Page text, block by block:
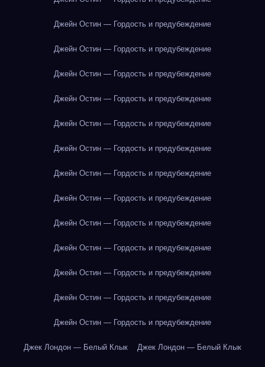
Джейн Остин — Гордость и предубеждение
Джейн Остин — Гордость и предубеждение
Джейн Остин — Гордость и предубеждение
Джейн Остин — Гордость и предубеждение
Джейн Остин — Гордость и предубеждение
Джейн Остин — Гордость и предубеждение
Джейн Остин — Гордость и предубеждение
Джейн Остин — Гордость и предубеждение
Джейн Остин — Гордость и предубеждение
Джейн Остин — Гордость и предубеждение
Джейн Остин — Гордость и предубеждение
Джейн Остин — Гордость и предубеждение
Джейн Остин — Гордость и предубеждение
Джек Лондон — Белый Клык Джек Лондон — Белый Клык